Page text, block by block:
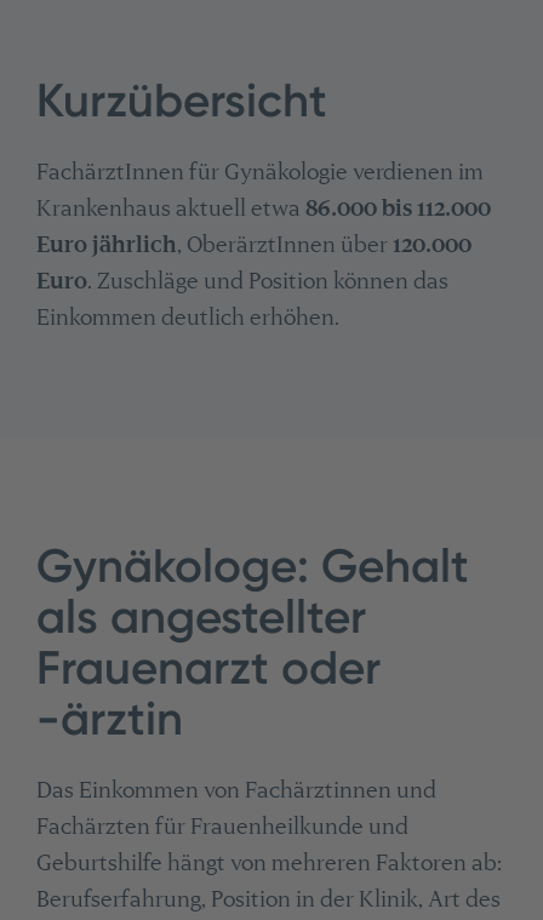
Kurzübersicht
FachärztInnen für Gynäkologie verdienen im
Krankenhaus aktuell etwa 86.000 bis 112.000
Euro jährlich, OberärztInnen über 120.000
Euro. Zuschläge und Position können das
Einkommen deutlich erhöhen.
Gynäkologe: Gehalt
als angestellter
Frauenarzt oder
-ärztin
Das Einkommen von Fachärztinnen und
Fachärzten für Frauenheilkunde und
Geburtshilfe hängt von mehreren Faktoren ab:
Berufserfahrung, Position in der Klinik, Art des